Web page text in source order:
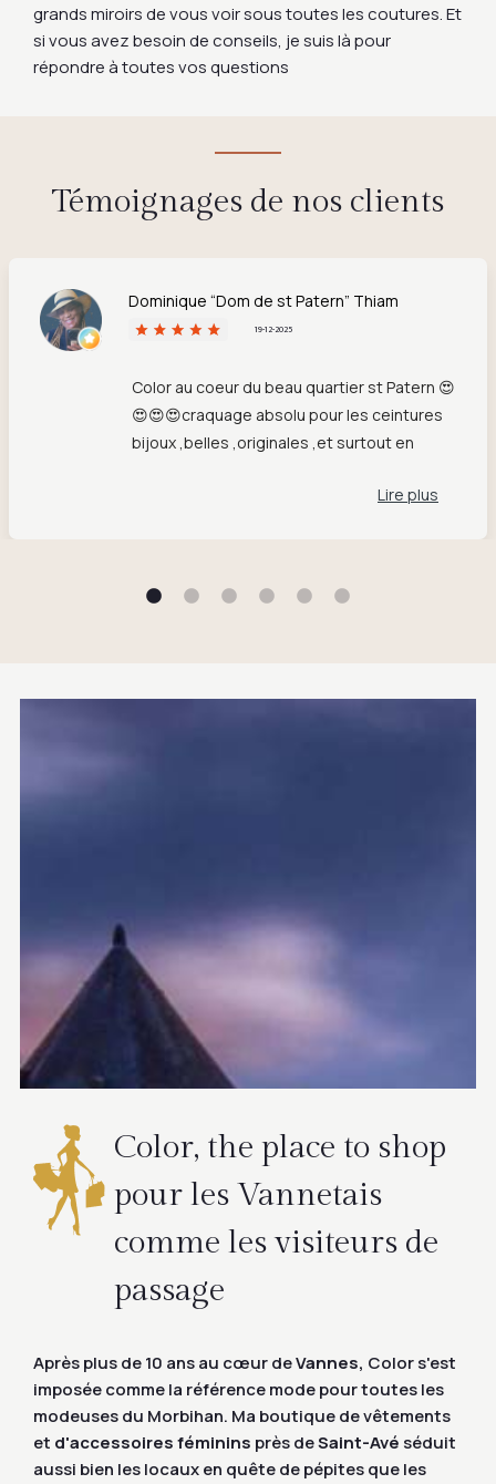
grands miroirs de vous voir sous toutes les coutures. Et
si vous avez besoin de conseils, je suis là pour
répondre à toutes vos questions
Témoignages de nos clients
Dominique “Dom de st Patern” Thiam
19-12-2025
Color au coeur du beau quartier st Patern 😍
😍😍😍craquage absolu pour les ceintures
bijoux ,belles ,originales ,et surtout en
Color mais entrez aussi pour tous les
responsable et à Inès son bras droit 😉pour
Lire plus
Color, the place to shop
pour les Vannetais
comme les visiteurs de
passage
Après plus de 10 ans au cœur deVannes, Color s'est
imposée comme la référence mode pour toutes les
modeuses du Morbihan. Ma boutique de vêtements
et d'accessoires féminins près deSaint-Avé séduit
aussi bien les locaux en quête de pépites que les